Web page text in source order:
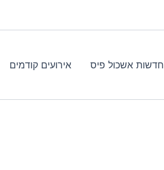
חדשות אשכול פיס אירועים קודמים